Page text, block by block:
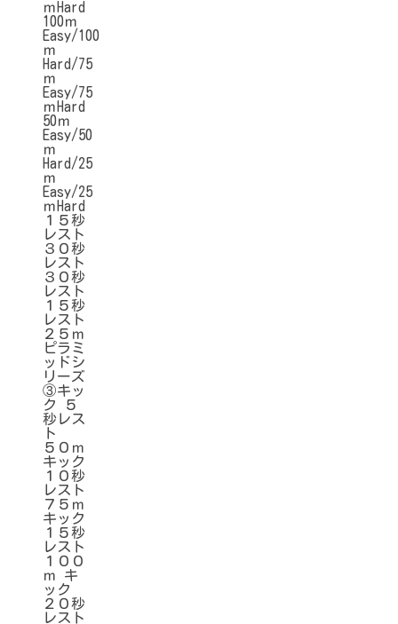
ｍHard
100ｍ
Easy/100
ｍ
Hard/75
ｍ
Easy/75
ｍHard
50ｍ
Easy/50
ｍ
Hard/25
ｍ
Easy/25
ｍHard
１５秒
レスト
３０秒
レスト
３０秒
レスト
１５秒
レスト
２５ｍ
ピラミ
ッドシ
リーズ
③キッ
ク ５
秒レス
ト
５０ｍ
キック
１０秒
レスト
７５ｍ
キック
１５秒
レスト
１００
ｍ キ
ック
２０秒
レスト